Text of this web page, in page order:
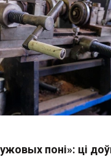
поні»: ці